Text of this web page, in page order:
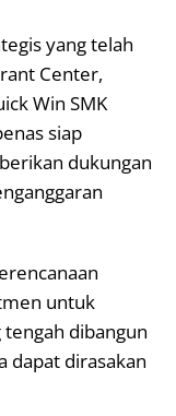
yang telah
Center,
Win SMK
siap
dukungan
untuk
dibangun
dapat dirasakan